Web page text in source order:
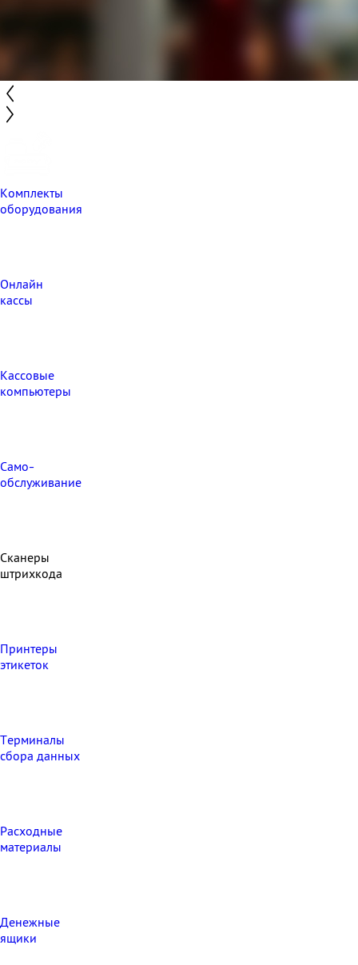
Комплекты
оборудования
Онлайн
кассы
Кассовые
компьютеры
Само-
обслуживание
Сканеры
штрихкода
Принтеры
этикеток
Терминалы
сбора данных
Расходные
материалы
Денежные
ящики